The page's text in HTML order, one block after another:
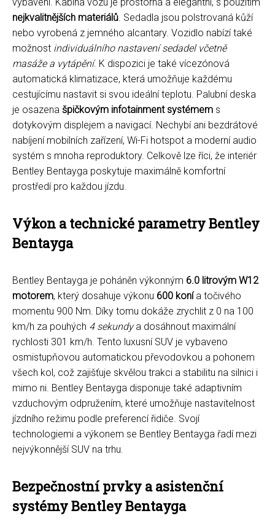
nejkvalitnějších materiálů. Sedadla jsou polstrovaná kůží
nebo vyrobená z jemného alcantary. Vozidlo nabízí také
možnost individuálního nastavení sedadel včetně
masáže a vytápění. K dispozici je také vícezónová
automatická klimatizace, která umožňuje každému
cestujícímu nastavit si svou ideální teplotu. Palubní deska
je osazena špičkovým infotainment systémem s
dotykovým displejem a navigací. Nechybí ani bezdrátové
nabíjení mobilních zařízení, Wi-Fi hotspot a moderní audio
systém s mnoha reproduktory. Celkově lze říci, že interiér
Bentley Bentayga poskytuje maximálně komfortní
prostředí pro každou jízdu.
Výkon a technické parametry Bentley
Bentayga
Bentley Bentayga je poháněn výkonným 6.0 litrovým W12
motorem, který dosahuje výkonu 600 konía točivého
momentu 900 Nm. Díky tomu dokáže zrychlit z 0 na 100
km/h za pouhých 4 sekundya dosáhnout maximální
rychlosti 301 km/h. Tento luxusní SUV je vybaveno
osmistupňovou automatickou převodovkou a pohonem
všech kol, což zajišťuje skvělou trakci a stabilitu na silnici i
mimo ni. Bentley Bentayga disponuje také adaptivním
vzduchovým odpružením, které umožňuje nastavitelnost
jízdního režimu podle preferencí řidiče. Svojí
technologiemi a výkonem se Bentley Bentayga řadí mezi
nejvýkonnější SUV na trhu.
Bezpečnostní prvky a asistenční
systémy Bentley Bentayga